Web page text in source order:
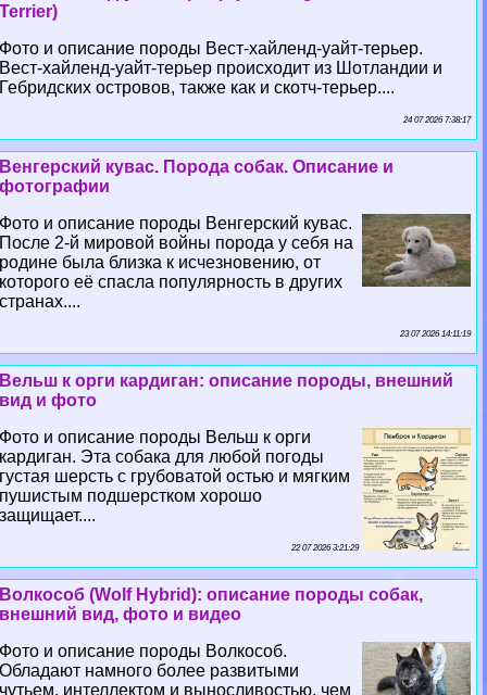
Terrier)
Фото и описание породы Вест-хайленд-уайт-терьер.
Вест-хайленд-уайт-терьер происходит из Шотландии и
Гебридских островов, также как и скотч-терьер....
24 07 2026 7:38:17
Венгерский кувас. Порода собак. Описание и
фотографии
Фото и описание породы Венгерский кувас.
После 2-й мировой войны порода у себя на
родине была близка к исчезновению, от
которого её спасла популярность в других
странах....
23 07 2026 14:11:19
Вельш к opги кардиган: описание породы, внешний
вид и фото
Фото и описание породы Вельш к opги
кардиган. Эта собака для любой погоды
густая шерсть с грубоватой остью и мягким
пушистым подшерстком хорошо
защищает....
22 07 2026 3:21:29
Волкособ (Wolf Hybrid): описание породы собак,
внешний вид, фото и видео
Фото и описание породы Волкособ.
Обладают намного более развитыми
чутьем, интеллектом и выносливостью, чем